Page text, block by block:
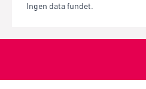
Ingen data fundet.